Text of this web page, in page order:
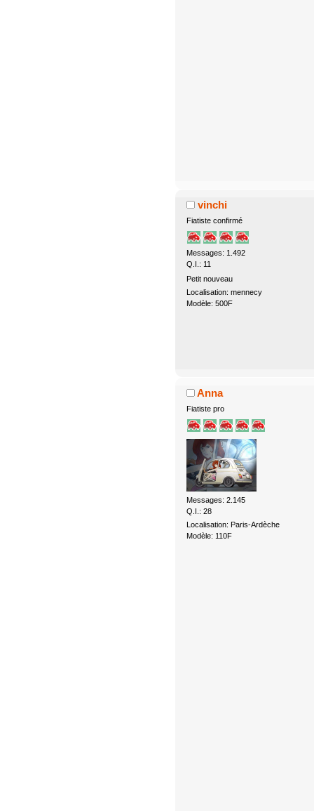
vinchi
Fiatiste confirmé
Messages: 1.492
Q.I.: 11
Petit nouveau
Localisation: mennecy
Modèle: 500F
Anna
Fiatiste pro
Messages: 2.145
Q.I.: 28
Localisation: Paris-Ardèche
Modèle: 110F